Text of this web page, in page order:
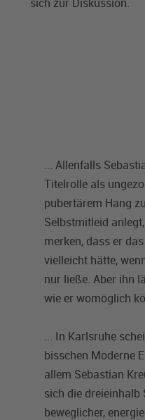
... Allenfalls
Titelrolle als
pubertärem Hang
Selbstmitleid
merken, dass er
vielleicht hätte,
nur ließe. Aber ihn
wie er womöglich
... In Karlsruhe
bisschen Moderne
allem Sebastian
sich die dreieinhalb
beweglicher,